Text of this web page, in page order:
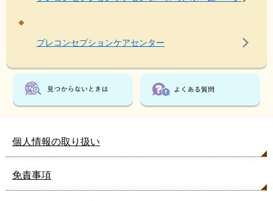
プレコンセプションケアセンター
個人情報の取り扱い
免責事項